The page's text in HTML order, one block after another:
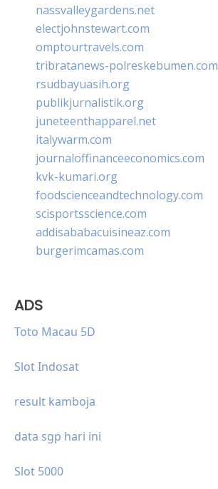
nassvalleygardens.net
electjohnstewart.com
omptourtravels.com
tribratanews-polreskebumen.com
rsudbayuasih.org
publikjurnalistik.org
juneteenthapparel.net
italywarm.com
journaloffinanceeconomics.com
kvk-kumari.org
foodscienceandtechnology.com
scisportsscience.com
addisababacuisineaz.com
burgerimcamas.com
ADS
Toto Macau 5D
Slot Indosat
result kamboja
data sgp hari ini
Slot 5000